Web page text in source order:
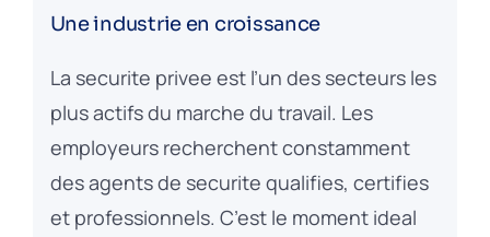
Une industrie en croissance
La securite privee est l’un des secteurs les
plus actifs du marche du travail. Les
employeurs recherchent constamment
des agents de securite qualifies, certifies
et professionnels. C’est le moment ideal